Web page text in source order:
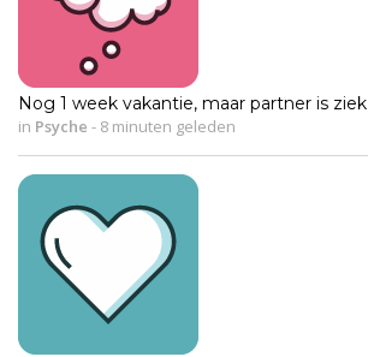
Nog 1 week vakantie, maar partner is ziek
in Psyche - 8 minuten geleden